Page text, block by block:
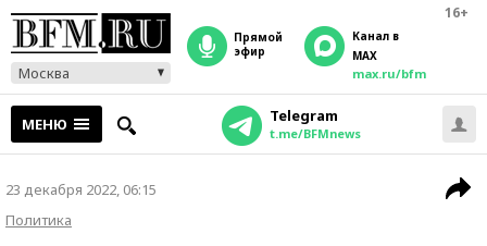
16+
Москва
прямой
эфир
Канал в
MAX
max.ru/bfm
МЕНЮ Telegram
t.me/BFMnews
23 декабря 2022, 06:15
Политика